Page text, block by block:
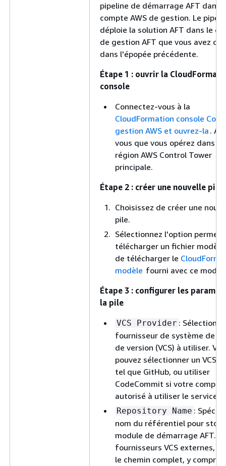
pipeline de démarrage AFT dans
compte AWS de gestion. Le
déploie la solution AFT dans le
de gestion AFT que vous avez
dans l'épopée précédente.
Étape 1 : ouvrir la
console
Connectez-vous à la
CloudFormation console
gestion AWS et ouvrez-la .
vous que vous opérez dans la
région AWS Control Tower
principale.
Étape 2 : créer une nouvelle pile
Choisissez de créer une
pile.
Sélectionnez l'option
télécharger un fichier
de télécharger le
modèle fourni avec ce
Étape 3 : configurer les
la pile
VCS Provider :
fournisseur de système de
de version (VCS) à utiliser.
pouvez sélectionner un VCS
tel que GitHub, ou utiliser
CodeCommit si votre compte
autorisé à utiliser le service.
Repository Name :
nom du référentiel pour
module de démarrage AFT.
fournisseurs VCS externes,
le chemin complet, y compris